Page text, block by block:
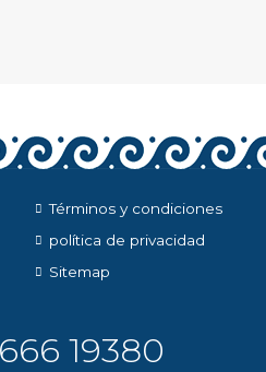
Términos y condiciones
política de privacidad
Sitemap
19380